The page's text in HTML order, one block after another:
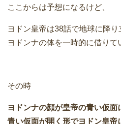
ここからは予想になるけど、
ヨドン皇帝は38話で地球に降り
ヨドンナの体を一時的に借りて
その時
ヨドンナの顔が皇帝の青い仮面
青い仮面が開く形でヨドン皇帝